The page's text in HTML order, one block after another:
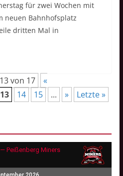
für zwei Wochen mit
neuen Bahnhofsplatz
dritten Mal in
von 17
«
13 14 15 ... » Letzte »
Peißenberg Miners